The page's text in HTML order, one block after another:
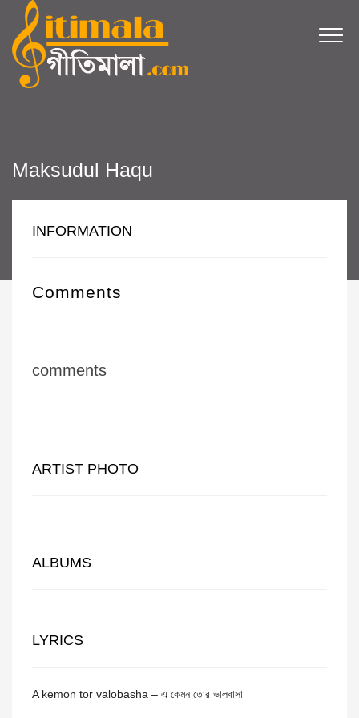
Maksudul Haqu
INFORMATION
Comments
comments
ARTIST PHOTO
ALBUMS
LYRICS
A kemon tor valobasha – এ কেমন তোর ভালবাসা